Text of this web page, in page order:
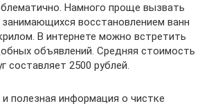
Намного проще вызвать
занимающихся восстановлением ванн
В интернете можно встретить
объявлений. Средняя стоимость
составляет 2500 рублей.
полезная информация о чистке